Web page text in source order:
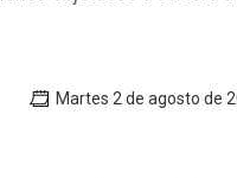
Martes 2 de agosto de